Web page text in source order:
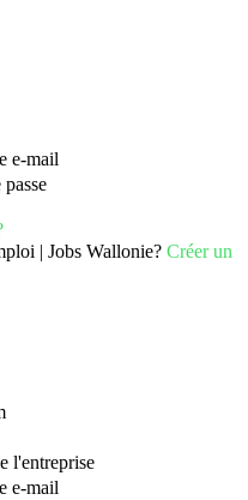
e-mail
| Jobs Wallonie? Créer un
l'entreprise
e-mail